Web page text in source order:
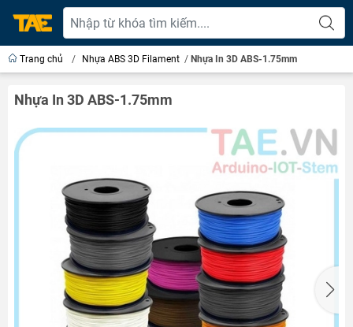
Trang chủ / Nhựa ABS 3D Filament / Nhựa In 3D ABS-1.75mm
Nhựa In 3D ABS-1.75mm